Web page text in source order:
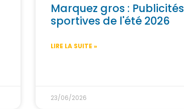
Marquez gros : Publicités
sportives de l'été 2026
LIRE LA SUITE »
23/06/2026